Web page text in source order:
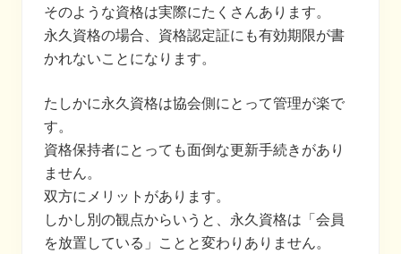
そのような資格は実際にたくさんあります。
永久資格の場合、資格認定証にも有効期限が書
かれないことになります。
たしかに永久資格は協会側にとって管理が楽で
す。
資格保持者にとっても面倒な更新手続きがあり
ません。
双方にメリットがあります。
しかし別の観点からいうと、永久資格は「会員
を放置している」ことと変わりありません。